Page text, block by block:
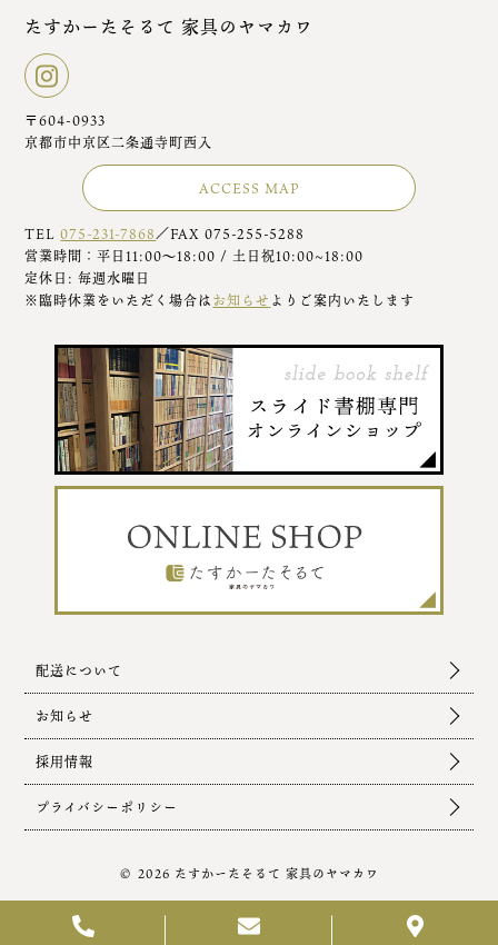
たすかーたそるて 家具のヤマカワ
〒604-0933
京都市中京区二条通寺町西入
ACCESS MAP
TEL075-231-7868／FAX 075-255-5288
営業時間：平日11:00～18:00 / 土日祝10:00~18:00
定休日: 毎週水曜日
※臨時休業をいただく場合はお知らせ よりご案内いたします
配送について
お知らせ
採用情報
プライバシーポリシー
© 2026 たすかーたそるて 家具のヤマカワ